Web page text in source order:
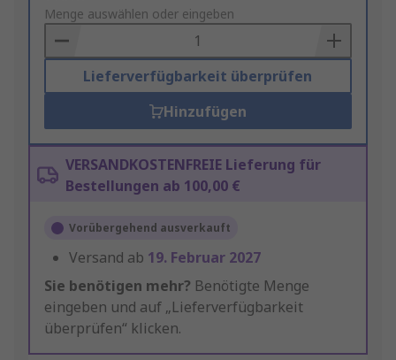
to
Basket
Menge auswählen oder eingeben
Lieferverfügbarkeit überprüfen
Hinzufügen
VERSANDKOSTENFREIE Lieferung für
Bestellungen ab 100,00 €
Vorübergehend ausverkauft
Versand ab 19. Februar 2027
Sie benötigen mehr? Benötigte Menge
eingeben und auf „Lieferverfügbarkeit
überprüfen“ klicken.